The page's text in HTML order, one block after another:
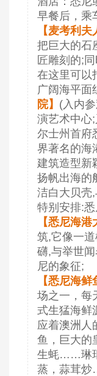
早餐后，乘
【麦考利夫
把巨大的石
匠雕刻的;
在这里可以
广阔海平面
院】 (入内
演艺术中心
尔士州首府
界著名的海
建筑造型新
扬帆出海的
洁白大贝壳,
特别安排:
【悉尼海港
筑,它像一
礴,与举世
尼的象征;
【悉尼海鲜
场之一，每
式生猛海鲜
应着澳洲人
鱼，巨大的
生蚝……琳
蒸，蒜茸